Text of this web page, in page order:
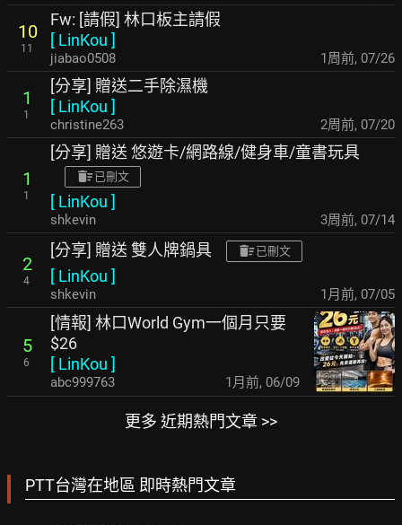
10
11
Fw: [請假] 林口板主請假
[ LinKou ]
jiabao0508 1周前, 07/26
1
1
[分享] 贈送二手除濕機
[ LinKou ]
christine263 2周前, 07/20
1
1
[分享] 贈送 悠遊卡/網路線/健身車/童書玩具
已刪文
[ LinKou ]
shkevin 3周前, 07/14
2
4
[分享] 贈送 雙人牌鍋具 已刪文
[ LinKou ]
shkevin 1月前, 07/05
5
6
[情報] 林口World Gym一個月只要
$26
[ LinKou ]
abc999763 1月前, 06/09
更多 近期熱門文章 >>
PTT台灣在地區 即時熱門文章